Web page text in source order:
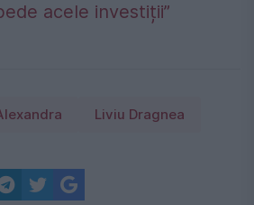
acele investiții”
Liviu Dragnea